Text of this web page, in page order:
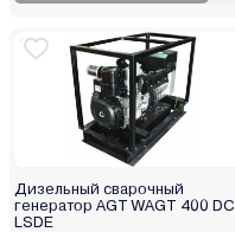
Kawashima
Kirk
Kolner
Korona
Kranz
Kronwerk
Lifan
Дизельный сварочный
генератор AGT WAGT 400 DC
LSDE